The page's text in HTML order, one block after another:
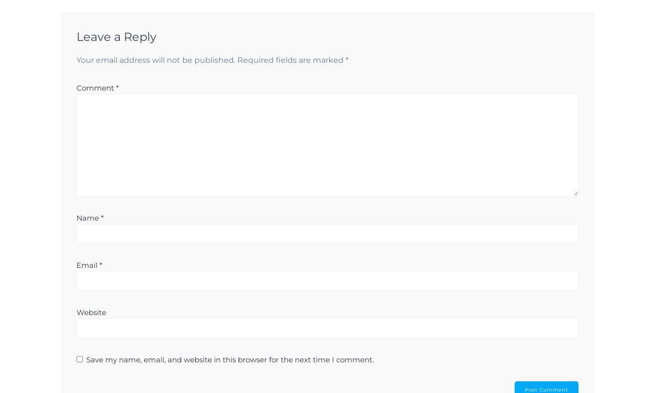
Leave a Reply
Your email address will not be published. Required fields are marked *
Comment *
Name *
Email *
Website
Save my name, email, and website in this browser for the next time I comment.